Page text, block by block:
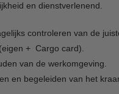
en dienstverlenend.
controleren van de
+ Cargo card).
van de werkomgeving.
en begeleiden van het